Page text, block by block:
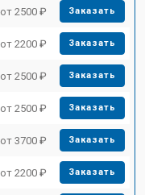
от 2500 ₽ Заказать
от 2200 ₽ Заказать
от 2500 ₽ Заказать
от 2500 ₽ Заказать
от 3700 ₽ Заказать
от 2200 ₽ Заказать